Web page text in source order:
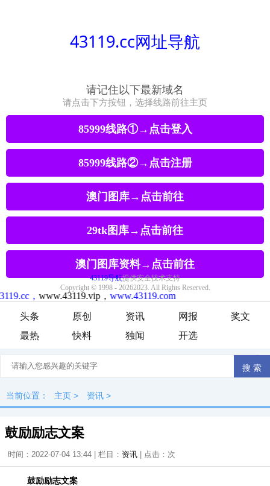
头条 原创 资讯 网报
奖文
最热
快料 独闻 开选
当前位置： 主页 > 资讯 >
鼓励励志文案
时间：2022-07-04 13:44 | 栏目： 资讯 | 点击： 次
鼓励励志文案